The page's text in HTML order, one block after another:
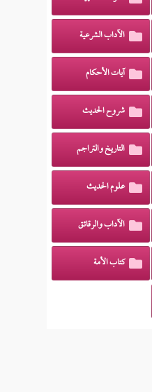
الآداب الشرعية
آيات الأحكام
شروح الحديث
التاريخ والتراجم
علوم الحديث
الآداب والرقائق
كتاب الأمة